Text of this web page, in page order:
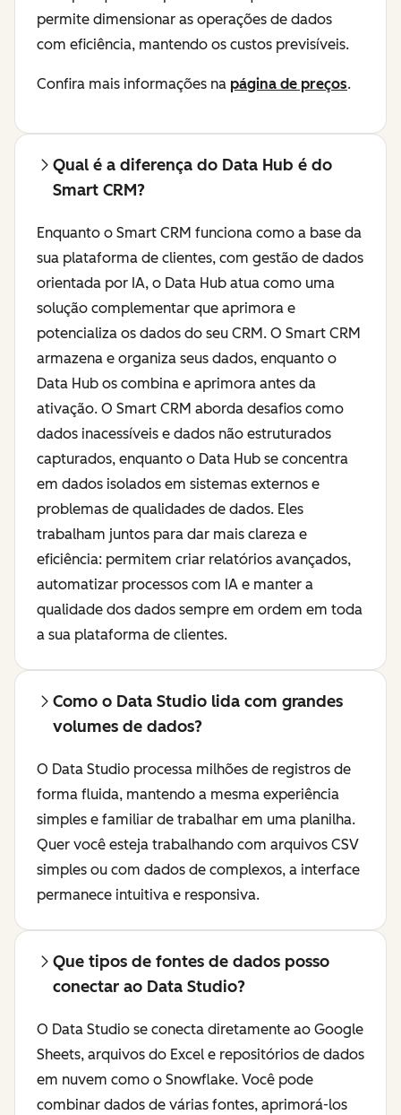
permite dimensionar as operações de dados
com eficiência, mantendo os custos previsíveis.
Confira mais informações na página de preços.
Qual é a diferença do Data Hub é do
Smart CRM?
Enquanto o Smart CRM funciona como a base da
sua plataforma de clientes, com gestão de dados
orientada por IA, o Data Hub atua como uma
solução complementar que aprimora e
potencializa os dados do seu CRM. O Smart CRM
armazena e organiza seus dados, enquanto o
Data Hub os combina e aprimora antes da
ativação. O Smart CRM aborda desafios como
dados inacessíveis e dados não estruturados
capturados, enquanto o Data Hub se concentra
em dados isolados em sistemas externos e
problemas de qualidades de dados. Eles
trabalham juntos para dar mais clareza e
eficiência: permitem criar relatórios avançados,
automatizar processos com IA e manter a
qualidade dos dados sempre em ordem em toda
a sua plataforma de clientes.
Como o Data Studio lida com grandes
volumes de dados?
O Data Studio processa milhões de registros de
forma fluida, mantendo a mesma experiência
simples e familiar de trabalhar em uma planilha.
Quer você esteja trabalhando com arquivos CSV
simples ou com dados de complexos, a interface
permanece intuitiva e responsiva.
Que tipos de fontes de dados posso
conectar ao Data Studio?
O Data Studio se conecta diretamente ao Google
Sheets, arquivos do Excel e repositórios de dados
em nuvem como o Snowflake. Você pode
combinar dados de várias fontes, aprimorá-los